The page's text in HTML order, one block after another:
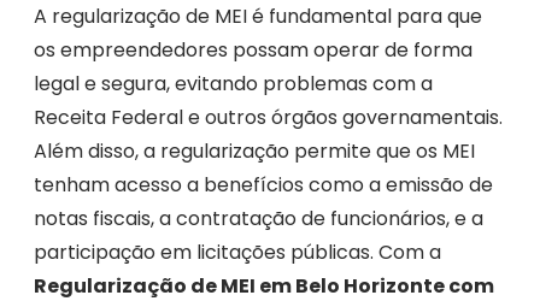
A regularização de MEI é fundamental para que
os empreendedores possam operar de forma
legal e segura, evitando problemas com a
Receita Federal e outros órgãos governamentais.
Além disso, a regularização permite que os MEI
tenham acesso a benefícios como a emissão de
notas fiscais, a contratação de funcionários, e a
participação em licitações públicas. Com a
Regularização de MEI em Belo Horizonte com